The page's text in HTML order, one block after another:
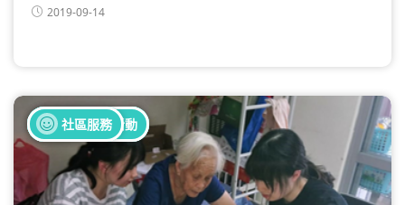
2019-09-14
全部健康活動
全部義工活動
社區服務